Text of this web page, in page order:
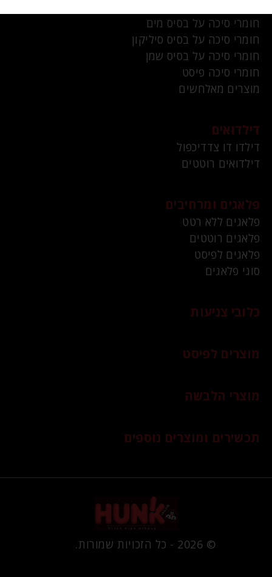
חומרי סיכה על בסיס מים
חומרי סיכה על בסיס סיליקון
חומרי סיכה על בסיס שמן
חומרי סיכה פיסט
מוצרים מאלחשים
דילדואים
דילדו דו צדדיכפול
דילדואים רוטטים
פלאגים ומרחיבים
פלאגים ללא רטט
פלאגים רוטטים
פלאגים לפיסט
סוגי פלאגים
כלובי צניעות
מוצרים לפיסט
מוצרי הלבשה
תכשירים ומוצרים נוספים
© 2026 - כל הזכויות שמורות.